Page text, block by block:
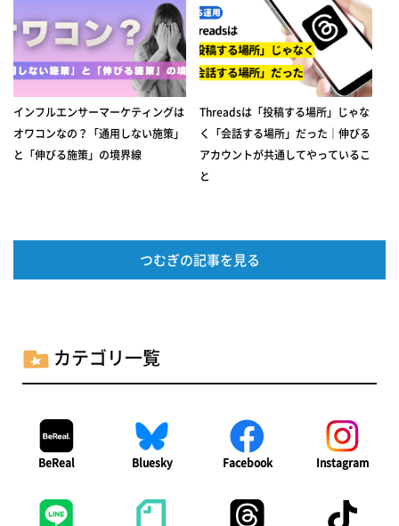
インフルエンサーマーケティングは
オワコンなの？「通用しない施策」
と「伸びる施策」の境界線
Threadsは「投稿する場所」じゃな
く「会話する場所」だった｜伸びる
アカウントが共通してやっているこ
と
つむぎの記事を見る
カテゴリ一覧
BeReal Bluesky Facebook Instagram